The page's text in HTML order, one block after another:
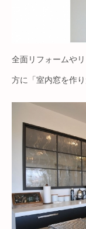
全面リフォームや
方に「室内窓を作